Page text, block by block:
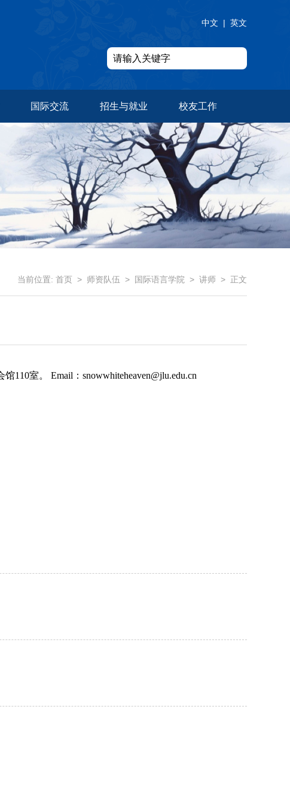
中文 | 英文
国际交流 招生与就业 校友工作
当前位置: 首页 > 师资队伍 > 国际语言学院 > 讲师 > 正文
室。 Email：snowwhiteheaven@jlu.edu.cn